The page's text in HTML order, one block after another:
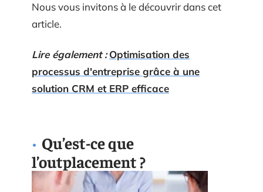
Nous vous invitons à le découvrir dans cet
article.
Lire également : Optimisation des
processus d'entreprise grâce à une
solution CRM et ERP efficace
Qu’est-ce que
l’outplacement ?